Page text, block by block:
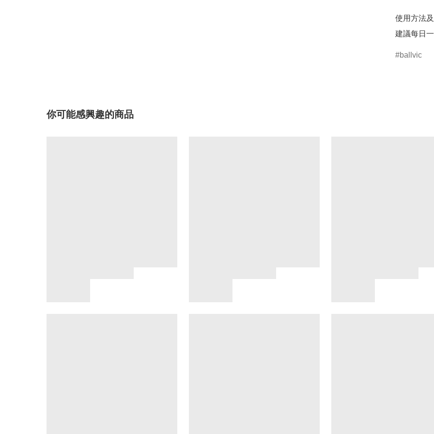
使用方法
ballvic
你可能感興趣的商品